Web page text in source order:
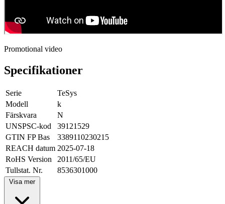
Promotional video
Specifikationer
Serie
TeSys
Modell
k
Färskvara
N
UNSPSC-kod
39121529
GTIN FP Bas
3389110230215
REACH datum 2025-07-18
RoHS Version
2011/65/EU
Tullstat. Nr.
8536301000
Visa mer